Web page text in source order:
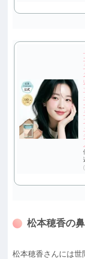
松本穂香の
松本穂香さんには世